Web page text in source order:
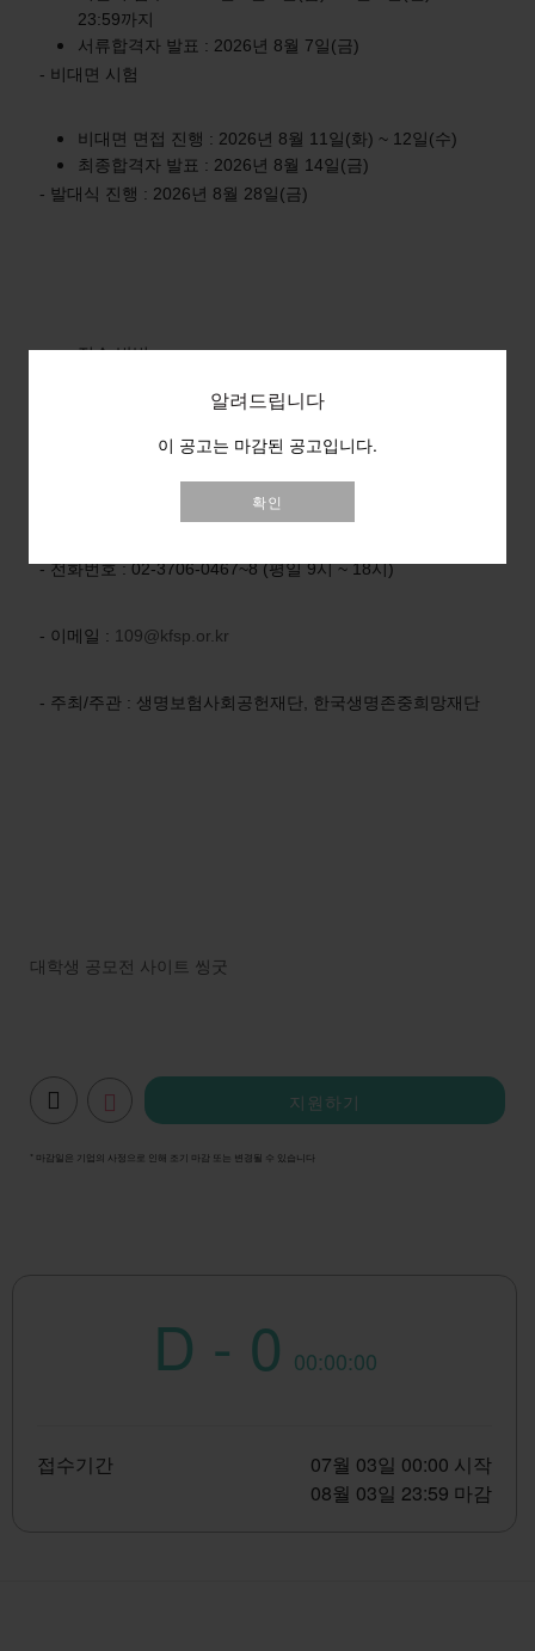
알려드립니다
이 공고는 마감된 공고입니다.
확인
23:59까지
서류합격자 발표 : 2026년 8월 7일(금)
- 비대면 시험
비대면 면접 진행 : 2026년 8월 11일(화) ~ 12일(수)
최종합격자 발표 : 2026년 8월 14일(금)
- 발대식 진행 : 2026년 8월 28일(금)
접수 방법
- 전화번호 : 02-3706-0467~8 (평일 9시 ~ 18시)
- 이메일 : 109@kfsp.or.kr
- 주최/주관 : 생명보험사회공헌재단, 한국생명존중희망재단
대학생 공모전 사이트 씽굿
지원하기
* 마감일은 기업의 사정으로 인해 조기 마감 또는 변경될 수 있습니다
D - 0 00:00:00
접수기간
07월 03일 00:00 시작
08월 03일 23:59 마감